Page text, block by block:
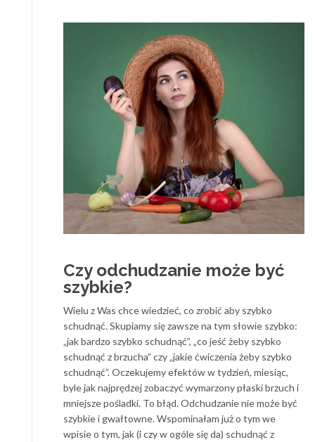
Czy odchudzanie może być
szybkie?
Wielu z Was chce wiedzieć, co zrobić aby szybko
schudnąć. Skupiamy się zawsze na tym słowie szybko:
„jak bardzo szybko schudnąć”, „co jeść żeby szybko
schudnąć z brzucha” czy „jakie ćwiczenia żeby szybko
schudnąć”. Oczekujemy efektów w tydzień, miesiąc,
byle jak najprędzej zobaczyć wymarzony płaski brzuch i
mniejsze pośladki. To błąd. Odchudzanie nie może być
szybkie i gwałtowne. Wspominałam już o tym we
wpisie o tym, jak (i czy w ogóle się da) schudnąć z